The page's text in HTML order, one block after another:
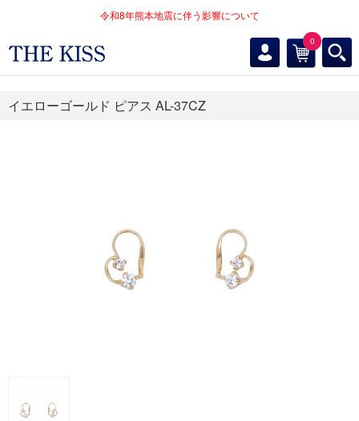
令和8年熊本地震に伴う影響について
0
イエローゴールド ピアス AL-37CZ